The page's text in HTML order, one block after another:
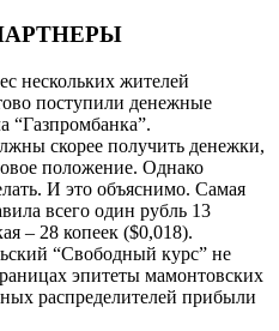
нескольких жителей
поступили денежные
“Газпромбанка”.
скорее получить денежки,
положение. Однако
И это объяснимо. Самая
всего один рубль 13
– 28 копеек ($0,018).
“Свободный курс” не
эпитеты мамонтовских
распределителей прибыли